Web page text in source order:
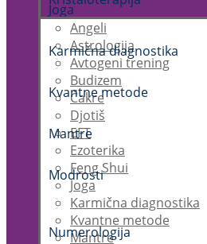
Joga
Karmična diagnostika
Kvantne metode
Mantre
Modrosti
Numerologija
Angeli
Astrologija
Avtogeni trening
Budizem
Čakre
Djotiš
EFT
Ezoterika
Feng Shui
Joga
Karmična diagnostika
Kvantne metode
Mantre